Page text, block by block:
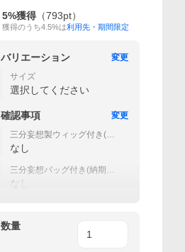
5%獲得 （793pt）
獲得のうち4.5%は利用先・期間限定
バリエーション
変更
サイズ
選択してください
確認事項
変更
三分妄想製ウィッグ付き(納
期+α)
なし
三分妄想バッグ付き(納期＋
α）
なし
数量